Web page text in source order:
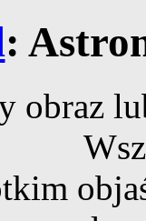
:
obraz